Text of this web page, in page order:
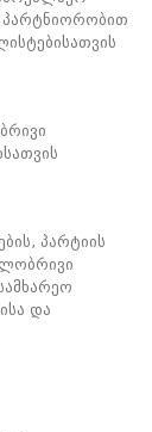
პარტნიორობით
პარტიის
და